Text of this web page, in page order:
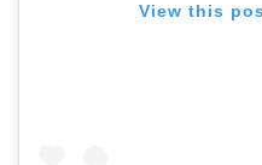
View this